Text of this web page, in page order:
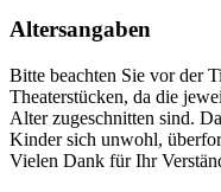
Altersangaben
Bitte beachten Sie vor der
Theaterstücken, da die
Alter zugeschnitten sind.
Kinder sich unwohl,
Vielen Dank für Ihr